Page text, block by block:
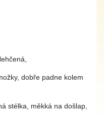
dobře padne kolem
stélka, měkká na došlap,